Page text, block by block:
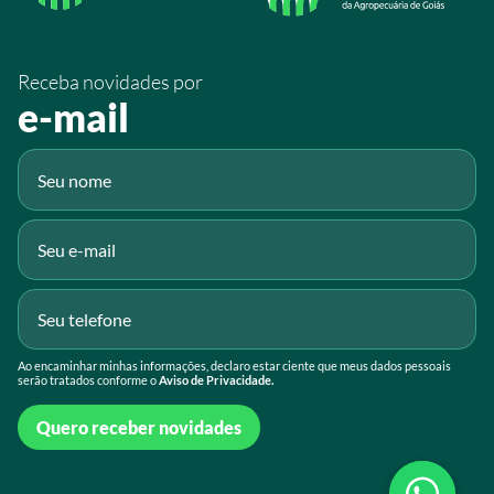
/SistemaFaeg
Receba novidades por
e-mail
Ao encaminhar minhas informações, declaro estar ciente que meus dados pessoais
serão tratados conforme oAviso de Privacidade.
Quero receber novidades